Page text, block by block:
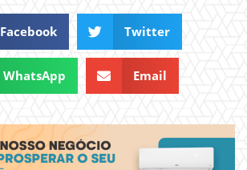
Facebook Twitter
WhatsApp Email